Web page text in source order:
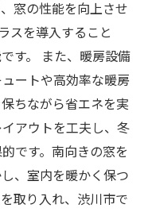
窓の性能を向上させ
スを導入すること
す。 また、暖房設備
ートや高効率な暖房
ちながら省エネを実
アウトを工夫し、冬
です。南向きの窓を
、室内を暖かく保つ
取り入れ、渋川市で